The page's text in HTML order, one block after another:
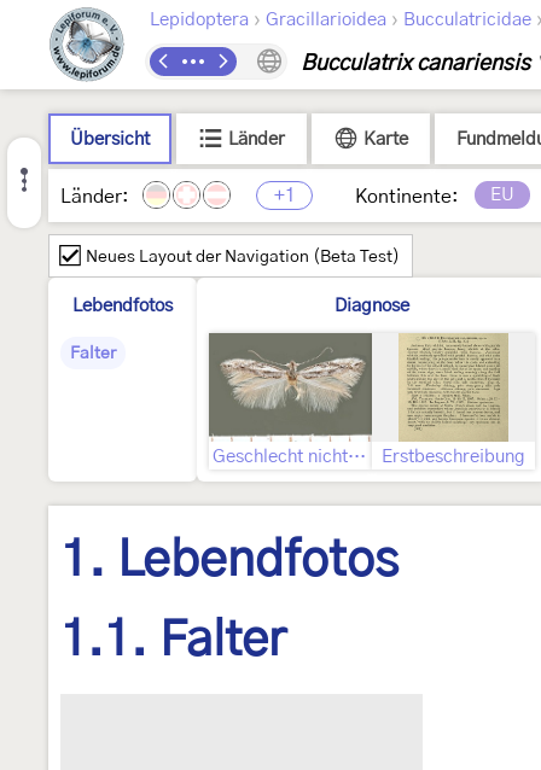
Lepidoptera › Gracillarioidea › Bucculatricidae
Bucculatrix canariensis
Übersicht Länder Karte
Länder: +1 Kontinente: EU
Neues Layout der Navigation (Beta Test)
Lebendfotos
Falter
Diagnose
Geschlecht nicht bestimmt Erstbeschreibung
1. Lebendfotos
1.1. Falter